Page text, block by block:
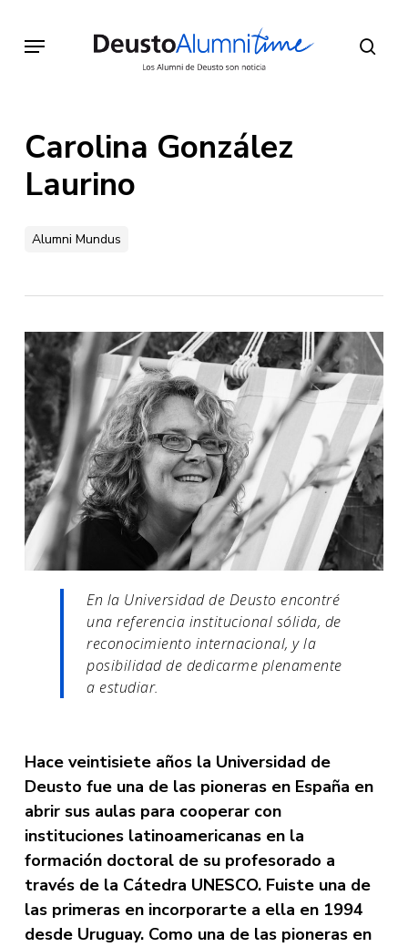
main
Menu
Carolina González
Laurino
Alumni Mundus
En la Universidad de Deusto encontré
una referencia institucional sólida, de
reconocimiento internacional, y la
posibilidad de dedicarme plenamente
a estudiar.
Hace veintisiete años la Universidad de
Deusto fue una de las pioneras en España en
abrir sus aulas para cooperar con
instituciones latinoamericanas en la
formación doctoral de su profesorado a
través de la Cátedra UNESCO. Fuiste una de
las primeras en incorporarte a ella en 1994
desde Uruguay. Como una de las pioneras en